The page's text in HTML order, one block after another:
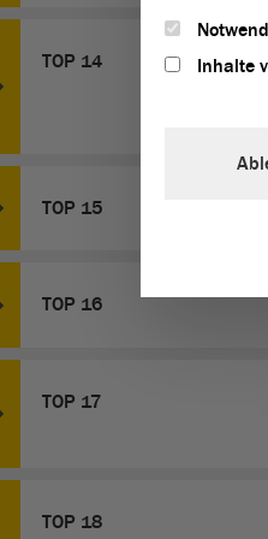
TOP 14
TOP 15
TOP 16
TOP 17
TOP 18
Inhalte